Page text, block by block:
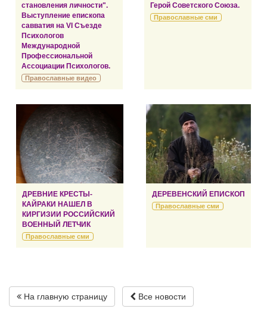
становления личности".
Выступление епископа
савватия на VI Съезде
Психологов
Международной
Профессиональной
Ассоциации Психологов.
Православные видео
Герой Советского Союза.
Православные сми
ДРЕВНИЕ КРЕСТЫ-
КАЙРАКИ НАШЕЛ В
КИРГИЗИИ РОССИЙСКИЙ
ВОЕННЫЙ ЛЕТЧИК
Православные сми
ДЕРЕВЕНСКИЙ ЕПИСКОП
Православные сми
На главную страницу Все новости